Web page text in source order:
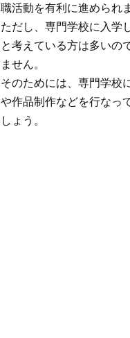
職活動を有利に進められ
ただし、専門学校に入学
と考えている方は多いの
ません。
そのためには、専門学校
や作品制作などを行なっ
しょう。